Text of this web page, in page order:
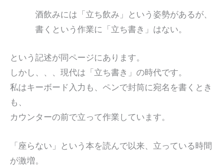
酒飲みには「立ち飲み」という姿勢があるが、
書くという作業に「立ち書き」はない。
という記述が同ページにあります。
しかし、、、現代は「立ち書き」の時代です。
私はキーボード入力も、ペンで封筒に宛名を書くとき
も、
カウンターの前で立って作業しています。
「座らない」という本を読んで以来、立っている時間
が激増。